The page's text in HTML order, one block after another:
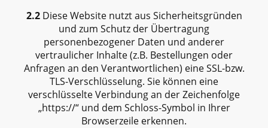
2.2 Diese Website nutzt aus Sicherheitsgründen
und zum Schutz der Übertragung
personenbezogener Daten und anderer
vertraulicher Inhalte (z.B. Bestellungen oder
Anfragen an den Verantwortlichen) eine SSL-bzw.
TLS-Verschlüsselung. Sie können eine
verschlüsselte Verbindung an der Zeichenfolge
„https://“ und dem Schloss-Symbol in Ihrer
Browserzeile erkennen.